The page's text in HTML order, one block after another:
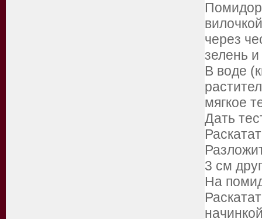
через
зелень
В воде
мягкое
Дать
3 см
На